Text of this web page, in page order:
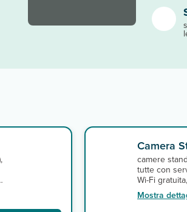
Camera
camere
tutte con
Wi-Fi
e minifrigo. A
Mostra